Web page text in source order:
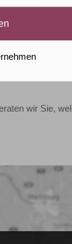
wir Sie,